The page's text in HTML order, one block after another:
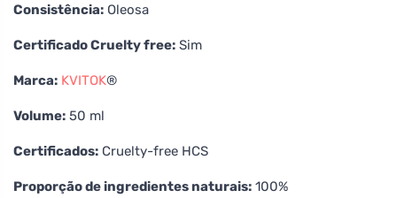
Consistência: Oleosa
Certificado Cruelty free: Sim
Marca: KVITOK®
Volume: 50 ml
Certificados: Cruelty-free HCS
Proporção de ingredientes naturais: 100%